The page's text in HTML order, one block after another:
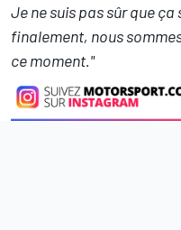
Je ne suis pas sûr que
finalement, nous
ce moment."